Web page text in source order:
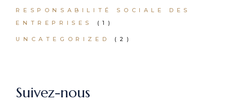
RESPONSABILITÉ SOCIALE DES
ENTREPRISES
(1)
UNCATEGORIZED (2)
Suivez-nous